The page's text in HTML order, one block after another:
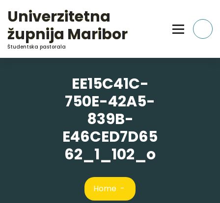
Content
Univerzitetna
župnija Maribor
Študentska pastorala
EE15C41C-
750E-42A5-
839B-
E46CED7D65
62_1_102_o
Home -